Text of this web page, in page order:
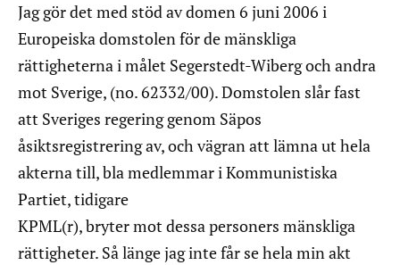
Jag gör det med stöd av domen 6 juni 2006 i
Europeiska domstolen för de mänskliga
rättigheterna i målet Segerstedt-Wiberg och andra
mot Sverige, (no. 62332/00). Domstolen slår fast
att Sveriges regering genom Säpos
åsiktsregistrering av, och vägran att lämna ut hela
akterna till, bla medlemmar i Kommunistiska
Partiet, tidigare
KPML(r), bryter mot dessa personers mänskliga
rättigheter. Så länge jag inte får se hela min akt